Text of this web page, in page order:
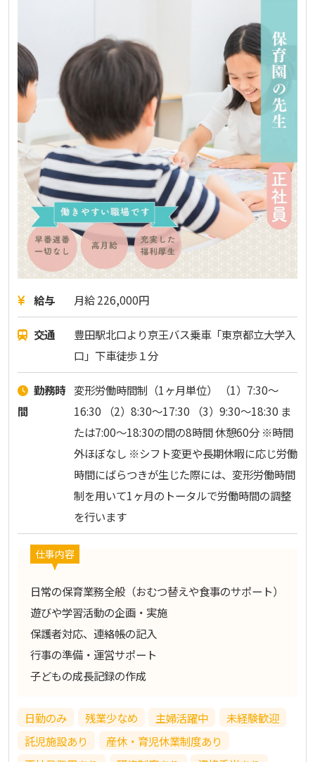
給与 月給 226,000円
交通
豊田駅北口より京王バス乗車「東京都立大学入
口」下車徒歩１分
勤務時
間
変形労働時間制（1ヶ月単位） （1）7:30～
16:30 （2）8:30～17:30 （3）9:30～18:30 ま
たは7:00～18:30の間の8時間 休憩60分 ※時間
外ほぼなし ※シフト変更や長期休暇に応じ労働
時間にばらつきが生じた際には、変形労働時間
制を用いて1ヶ月のトータルで労働時間の調整
を行います
仕事内容
日常の保育業務全般（おむつ替えや食事のサポート）
遊びや学習活動の企画・実施
保護者対応、連絡帳の記入
行事の準備・運営サポート
子どもの成長記録の作成
日勤のみ 残業少なめ 主婦活躍中
未経験歓迎
託児施設あり
産休・育児休業制度あり